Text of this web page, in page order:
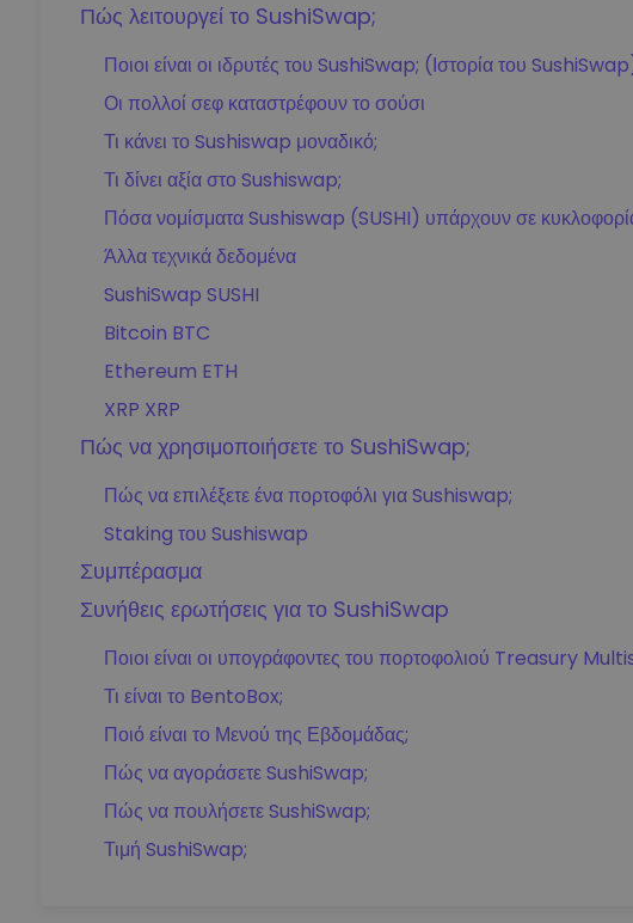
Πώς λειτουργεί το SushiSwap;
Ποιοι είναι οι ιδρυτές του SushiSwap; (Ιστορία του
Οι πολλοί σεφ καταστρέφουν το σούσι
Τι κάνει το Sushiswap μοναδικό;
Τι δίνει αξία στο Sushiswap;
Πόσα νομίσματα Sushiswap (SUSHI) υπάρχουν σε
Άλλα τεχνικά δεδομένα
SushiSwap SUSHI
Bitcoin BTC
Ethereum ETH
XRP XRP
Πώς να χρησιμοποιήσετε το SushiSwap;
Πώς να επιλέξετε ένα πορτοφόλι για Sushiswap;
Staking του Sushiswap
Συμπέρασμα
Συνήθεις ερωτήσεις για το SushiSwap
Ποιοι είναι οι υπογράφοντες του πορτοφολιού Treasury
Τι είναι το BentoBox;
Ποιό είναι το Μενού της Εβδομάδας;
Πώς να αγοράσετε SushiSwap;
Πώς να πουλήσετε SushiSwap;
Τιμή SushiSwap;